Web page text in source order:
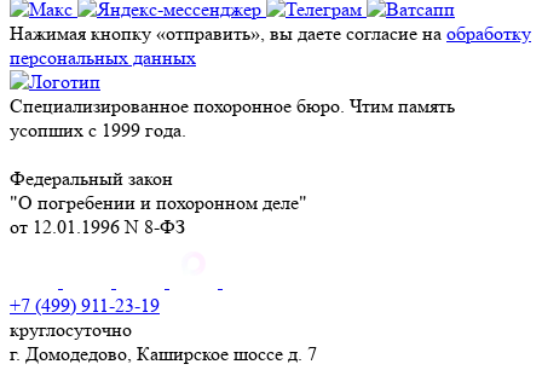
Нажимая кнопку «отправить», вы даете согласие на обработку
персональных данных
Специализированное похоронное бюро. Чтим память
усопших с 1999 года.
Федеральный закон
"О погребении и похоронном деле"
от 12.01.1996 N 8-ФЗ
+7 (499) 911-23-19
круглосуточно
г. Домодедово, Каширское шоссе д. 7